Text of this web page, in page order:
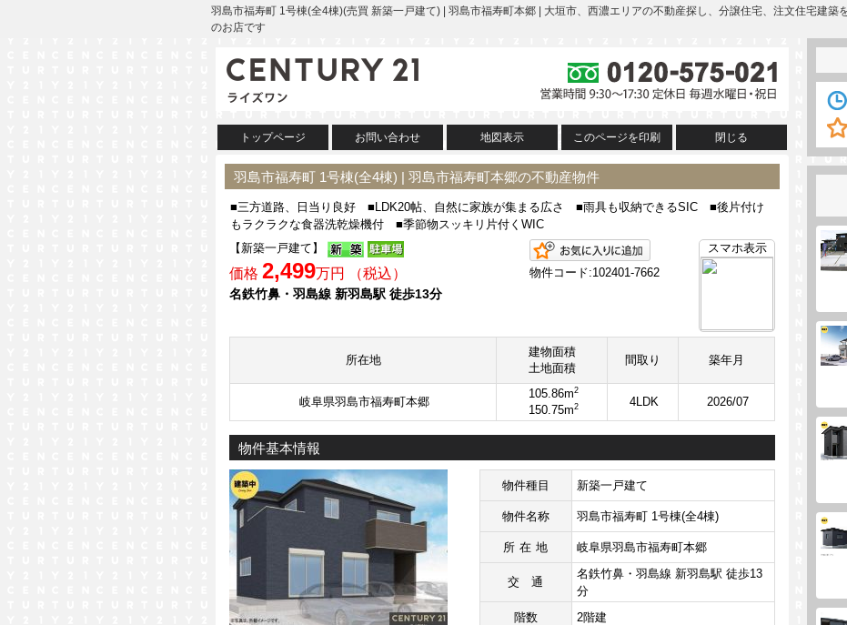
羽島市福寿町 1号棟(全4棟)(売買 新築一戸建て) | 羽島市福寿町本郷 | 大垣市、西濃エリアの不動産探し、分譲住宅、注文住宅建
のお店です
トップページ お問い合わせ 地図表示 このページを印刷 閉じる
羽島市福寿町 1号棟(全4棟) | 羽島市福寿町本郷の不動産物件
■三方道路、日当り良好 ■LDK20帖、自然に家族が集まる広さ ■雨具も収納できるSIC ■後片付け
もラクラクな食器洗乾燥機付 ■季節物スッキリ片付くWIC
【新築一戸建て】
価格 2,499万円 （税込）
名鉄竹鼻・羽島線 新羽島駅 徒歩13分
スマホ表示
お気に入りに追加
物件コード:102401-7662
所在地
建物面積
土地面積
間取り 築年月
岐阜県羽島市福寿町本郷
105.86m2
150.75m2 4LDK 2026/07
物件基本情報
物件種目 新築一戸建て
物件名称 羽島市福寿町 1号棟(全4棟)
所在地 岐阜県羽島市福寿町本郷
交通
名鉄竹鼻・羽島線 新羽島駅 徒歩13
分
階数
2階建